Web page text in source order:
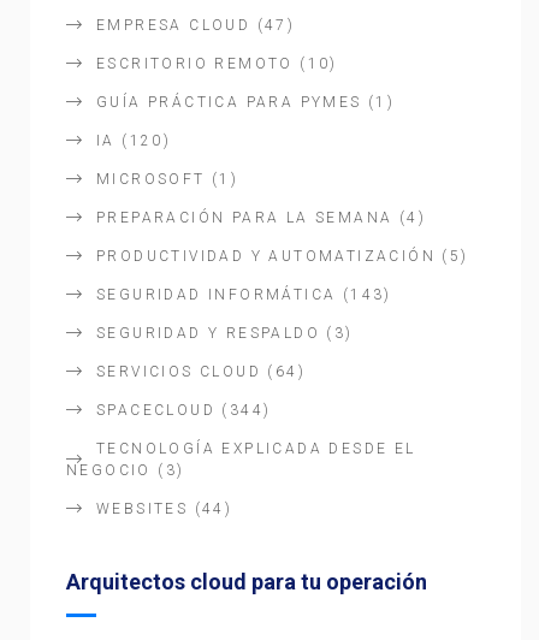
EMPRESA CLOUD (47)
ESCRITORIO REMOTO (10)
GUÍA PRÁCTICA PARA PYMES (1)
IA (120)
MICROSOFT (1)
PREPARACIÓN PARA LA SEMANA (4)
PRODUCTIVIDAD Y AUTOMATIZACIÓN (5)
SEGURIDAD INFORMÁTICA (143)
SEGURIDAD Y RESPALDO (3)
SERVICIOS CLOUD (64)
SPACECLOUD (344)
TECNOLOGÍA EXPLICADA DESDE EL
NEGOCIO
(3)
WEBSITES (44)
Arquitectos cloud para tu operación